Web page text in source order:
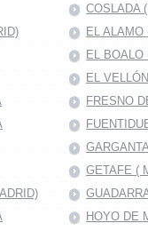
COSLADA
EL ALAMO
EL BOALO
EL
FRESNO
GETAFE (
HOYO DE